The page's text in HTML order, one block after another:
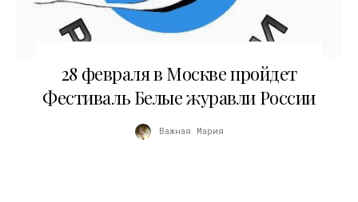
21.02.2018
28 февраля в Москве пройдет
Фестиваль Белые журавли России
Важная Мария